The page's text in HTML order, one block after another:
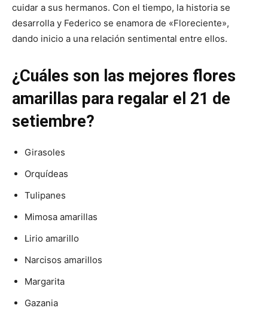
cuidar a sus hermanos. Con el tiempo, la historia se
desarrolla y Federico se enamora de «Floreciente»,
dando inicio a una relación sentimental entre ellos.
¿Cuáles son las mejores flores
amarillas para regalar el 21 de
setiembre?
Girasoles
Orquídeas
Tulipanes
Mimosa amarillas
Lirio amarillo
Narcisos amarillos
Margarita
Gazania